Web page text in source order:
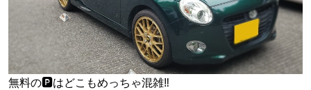
無料の🅿️はどこもめっちゃ混雑‼️